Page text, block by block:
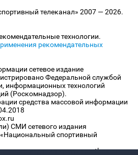
телеканал» 2007 — 2026.
технологии.
рекомендательных
сетевое издание
Федеральной службой
информационных технологий
(Роскомнадзор).
средства массовой информации
СМИ сетевого издания
спортивный
издания «www.sportbox.ru»: